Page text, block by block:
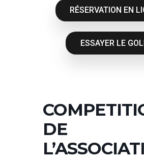
RÉSERVATION EN
ESSAYER LE
DE